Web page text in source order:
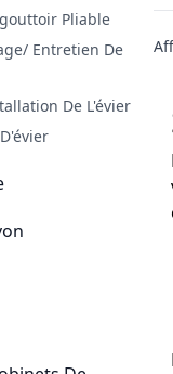
Pliable
Entretien De
De L'évier